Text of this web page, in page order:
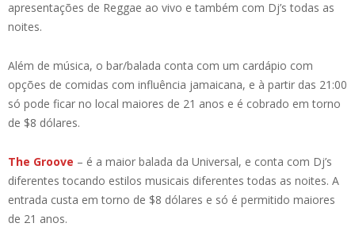
apresentações de Reggae ao vivo e também com Dj’s todas as
noites.
Além de música, o bar/balada conta com um cardápio com
opções de comidas com influência jamaicana, e à partir das 21:00
só pode ficar no local maiores de 21 anos e é cobrado em torno
de $8 dólares.
The Groove – é a maior balada da Universal, e conta com Dj’s
diferentes tocando estilos musicais diferentes todas as noites. A
entrada custa em torno de $8 dólares e só é permitido maiores
de 21 anos.